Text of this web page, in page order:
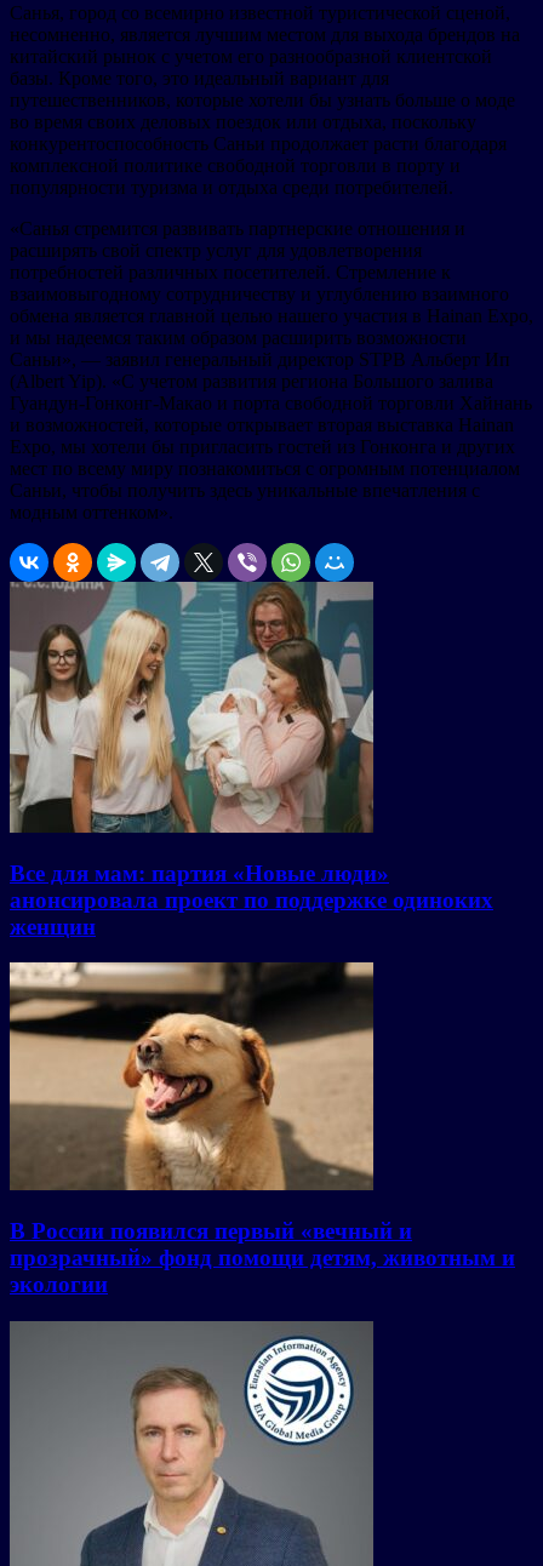
Санья, город со всемирно известной туристической сценой,
несомненно, является лучшим местом для выхода брендов на
китайский рынок с учетом его разнообразной клиентской
базы. Кроме того, это идеальный вариант для
путешественников, которые хотели бы узнать больше о моде
во время своих деловых поездок или отдыха, поскольку
конкурентоспособность Саньи продолжает расти благодаря
комплексной политике свободной торговли в порту и
популярности туризма и отдыха среди потребителей.
«Санья стремится развивать партнерские отношения и
расширять свой спектр услуг для удовлетворения
потребностей различных посетителей. Стремление к
взаимовыгодному сотрудничеству и углублению взаимного
обмена является главной целью нашего участия в Hainan Expo,
и мы надеемся таким образом расширить возможности
Саньи», — заявил генеральный директор STPB Альберт Ип
(Albert Yip). «С учетом развития региона Большого залива
Гуандун-Гонконг-Макао и порта свободной торговли Хайнань
и возможностей, которые открывает вторая выставка Hainan
Expo, мы хотели бы пригласить гостей из Гонконга и других
мест по всему миру познакомиться с огромным потенциалом
Саньи, чтобы получить здесь уникальные впечатления с
модным оттенком».
Все для мам: партия «Новые люди»
анонсировала проект по поддержке одиноких
женщин
В России появился первый «вечный и
прозрачный» фонд помощи детям, животным и
экологии